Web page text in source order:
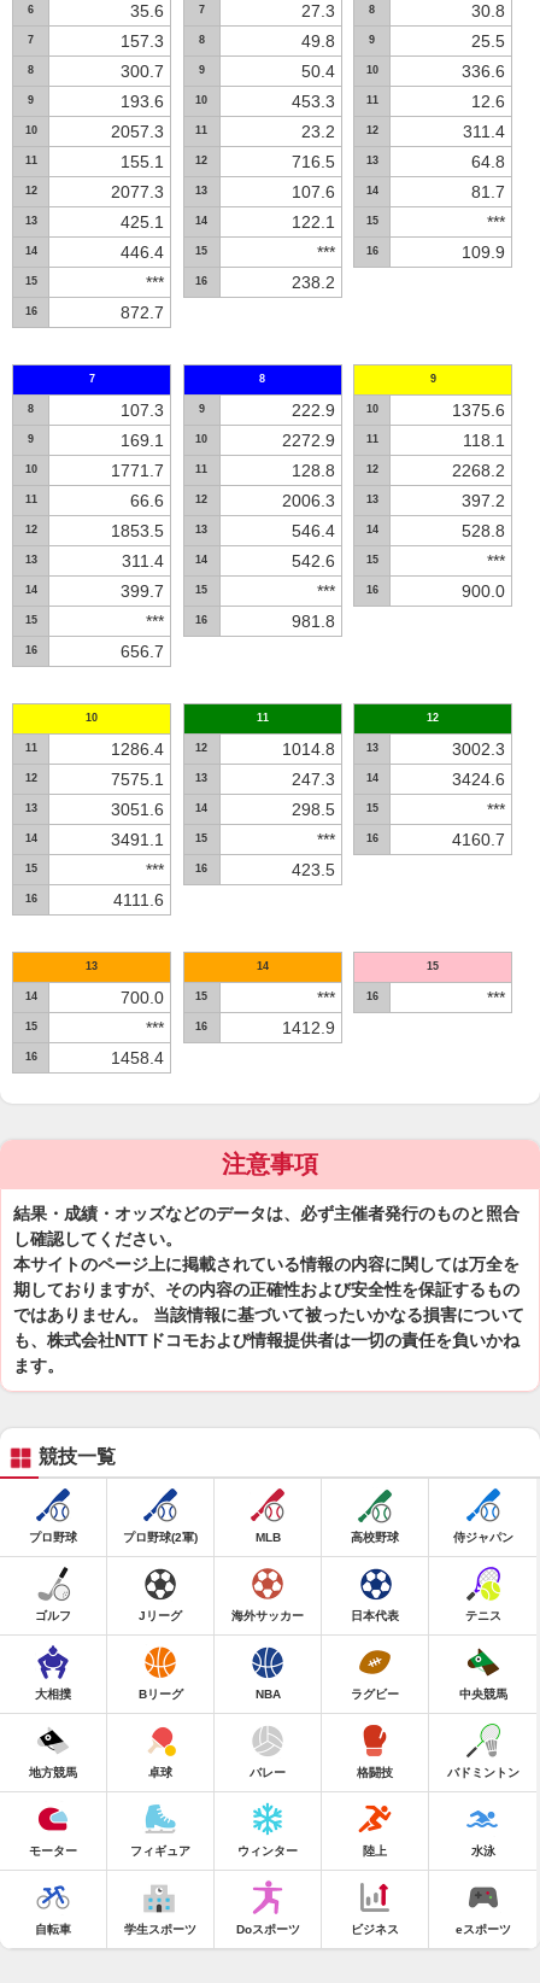
6 35.6
7 157.3
8 300.7
9 193.6
10 2057.3
11 155.1
12 2077.3
13 425.1
14 446.4
15 ***
16 872.7
7 27.3
8 49.8
9 50.4
10 453.3
11 23.2
12 716.5
13 107.6
14 122.1
15 ***
16 238.2
8 30.8
9 25.5
10 336.6
11 12.6
12 311.4
13 64.8
14 81.7
15 ***
16 109.9
7
8 107.3
9 169.1
10 1771.7
11 66.6
12 1853.5
13 311.4
14 399.7
15 ***
16 656.7
8
9 222.9
10 2272.9
11 128.8
12 2006.3
13 546.4
14 542.6
15 ***
16 981.8
9
10 1375.6
11 118.1
12 2268.2
13 397.2
14 528.8
15 ***
16 900.0
10
11 1286.4
12 7575.1
13 3051.6
14 3491.1
15 ***
16 4111.6
11
12 1014.8
13 247.3
14 298.5
15 ***
16 423.5
12
13 3002.3
14 3424.6
15 ***
16 4160.7
13
14 700.0
15 ***
16 1458.4
14
15 ***
16 1412.9
15
16 ***
注意事項
結果・成績・オッズなどのデータは、必ず主催者発行のものと照合
し確認してください。
本サイトのページ上に掲載されている情報の内容に関しては万全を
期しておりますが、その内容の正確性および安全性を保証するもの
ではありません。 当該情報に基づいて被ったいかなる損害について
も、株式会社NTTドコモおよび情報提供者は一切の責任を負いかね
ます。
競技一覧
プロ野球 プロ野球(2軍) MLB 高校野球 侍ジャパン
ゴルフ Jリーグ 海外サッカー 日本代表 テニス
大相撲 Bリーグ NBA ラグビー 中央競馬
地方競馬 卓球 バレー 格闘技 バドミントン
モーター フィギュア ウィンター 陸上 水泳
自転車 学生スポーツ Doスポーツ ビジネス eスポーツ